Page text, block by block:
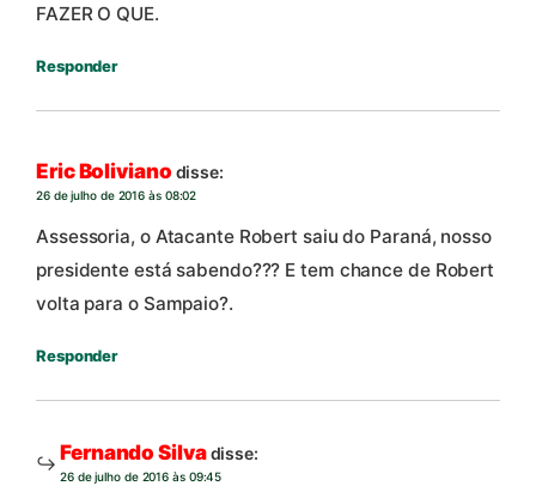
FAZER O QUE.
Responder
Eric Boliviano disse:
26 de julho de 2016 às 08:02
Assessoria, o Atacante Robert saiu do Paraná, nosso
presidente está sabendo??? E tem chance de Robert
volta para o Sampaio?.
Responder
Fernando Silvadisse:
26 de julho de 2016 às 09:45